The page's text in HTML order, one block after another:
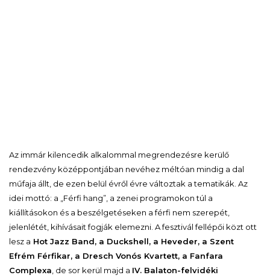
Az immár kilencedik alkalommal megrendezésre kerülő
rendezvény középpontjában nevéhez méltóan mindig a dal
műfaja állt, de ezen belül évről évre változtak a tematikák. Az
idei mottó: a „Férfi hang”, a zenei programokon túl a
kiállításokon és a beszélgetéseken a férfi nem szerepét,
jelenlétét, kihívásait fogják elemezni. A fesztivál fellépői közt ott
lesz a Hot Jazz Band, a Duckshell, a Heveder, a Szent
Efrém Férfikar, a Dresch Vonós Kvartett, a Fanfara
Complexa , de sor kerül majd a IV. Balaton-felvidéki